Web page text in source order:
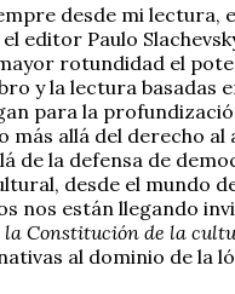
desde mi lectura,
editor Paulo
rotundidad el
y la lectura basadas
para la
más allá del derecho
de la defensa de
desde el mundo
nos están llegando
la Constitución de la
al dominio de la